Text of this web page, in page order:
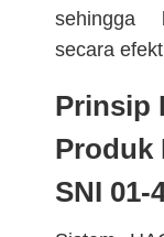
sehingga
secara
Prinsip
Produk
SNI 01-